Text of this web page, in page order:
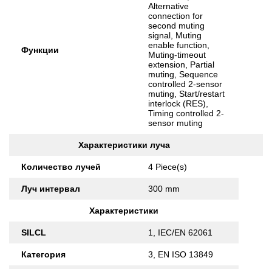
Функции
Alternative
connection for
second muting
signal, Muting
enable function,
Muting-timeout
extension, Partial
muting, Sequence
controlled 2-sensor
muting, Start/restart
interlock (RES),
Timing controlled 2-
sensor muting
Характеристики луча
Количество лучей 4 Piece(s)
Луч интервал 300 mm
Характеристики
SILCL 1, IEC/EN 62061
Категория 3, EN ISO 13849